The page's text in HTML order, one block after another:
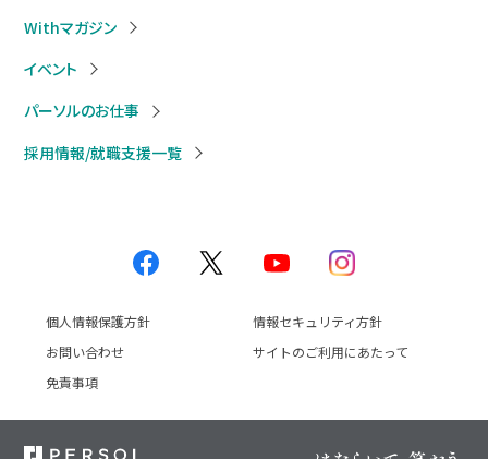
Withマガジン
イベント
パーソルのお仕事
採用情報/就職支援一覧
個人情報保護方針
情報セキュリティ方針
お問い合わせ
サイトのご利用にあたって
免責事項